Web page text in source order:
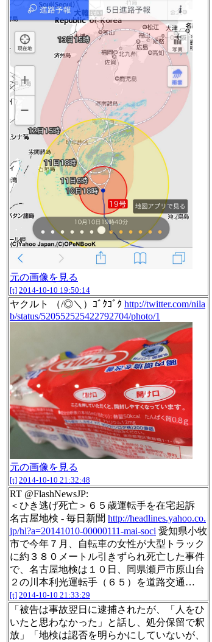
元の画像を見る
[t] 2014-10-10 19:50:14
ヤクルト （/◎＼）ｺﾞｸｺﾞｸ http://twitter.com/nila
b/status/520552525422792704/photo/1
元の画像を見る
[t] 2014-10-10 21:32:48
RT @FlashNewsJP:
＜ひき逃げ死亡＞６５歳運転手を在宅起訴
名古屋地検 - 毎日新聞 http://headlines.yahoo.co.
jp/hl?a=20141010-00000111-mai-soci 愛知県小牧
市で今年７月、自転車の女性が大型トラック
に約３８０メートル引きずられ死亡した事件
で、名古屋地検は１０日、同県瀬戸市原山台
２の川本利光運転手（６５）を道路交通…
[t] 2014-10-10 21:33:29
「被告は事故翌日に逮捕されたが、「人をひ
いたと思わなかった」と話し、処分保留で釈
放」「地検は認否を明らかにしていないが、